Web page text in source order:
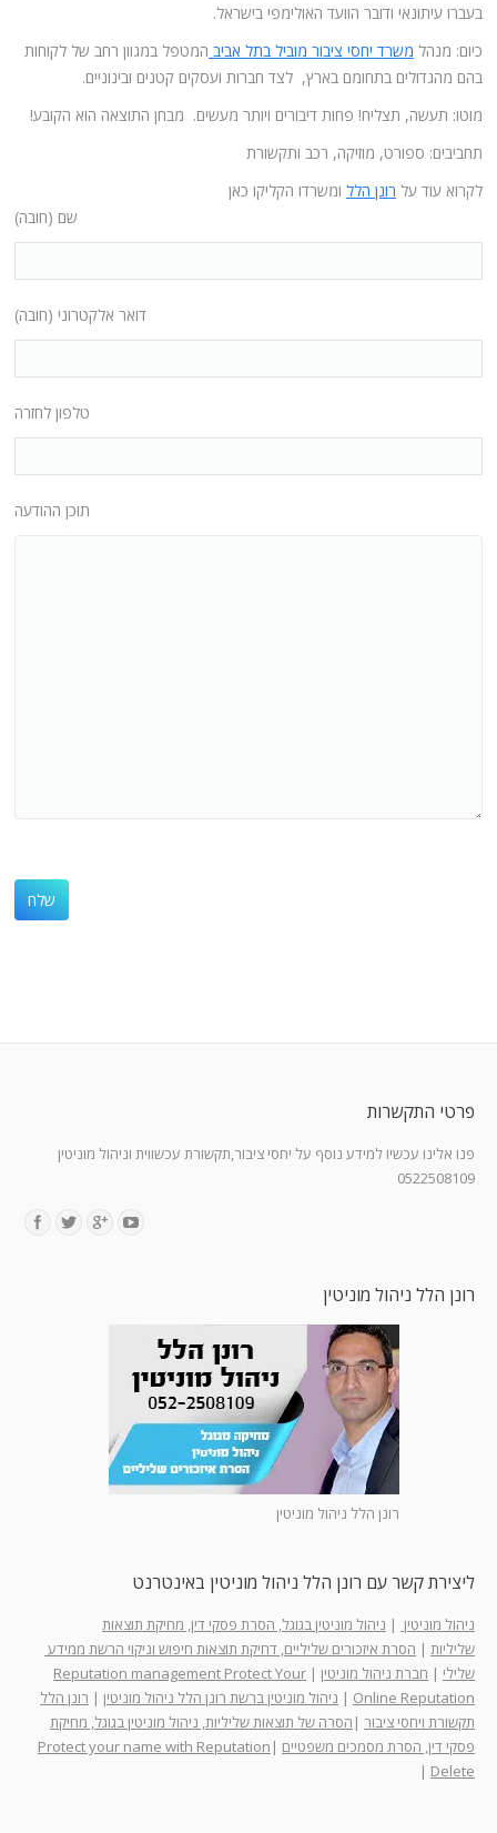
בעברו עיתונאי ודובר הוועד האולימפי בישראל.
כיום: מנהל משרד יחסי ציבור מוביל בתל אביב המטפל במגוון רחב של לקוחות
בהם מהגדולים בתחומם בארץ, לצד חברות ועסקים קטנים ובינוניים.
מוטו: תעשה, תצליח! פחות דיבורים ויותר מעשים. מבחן התוצאה הוא הקובע!
תחביבים: ספורט, מוזיקה, רכב ותקשורת
לקרוא עוד על רונן הלל ומשרדו הקליקו כאן
שם (חובה)
דואר אלקטרוני (חובה)
טלפון לחזרה
תוכן ההודעה
פרטי התקשרות
פנו אלינו עכשיו למידע נוסף על יחסי ציבור,תקשורת עכשווית וניהול מוניטין
0522508109
רונן הלל ניהול מוניטין
רונן הלל ניהול מוניטין
ליצירת קשר עם רונן הלל ניהול מוניטין באינטרנט
ניהול מוניטין | ניהול מוניטין בגוגל, הסרת פסקי דין, מחיקת תוצאות
שליליות | הסרת איזכורים שליליים, דחיקת תוצאות חיפוש וניקוי הרשת ממידע
שלילי | חברת ניהול מוניטין |
Reputation management Protect Your
Online Reputation
| ניהול מוניטין ברשת רונן הלל ניהול מוניטין | רונן הלל
תקשורת ויחסי ציבור | הסרה של תוצאות שליליות, ניהול מוניטין בגוגל, מחיקת
פסקי דין, הסרת מסמכים משפטיים |
Protect your name with Reputation
Delete
|